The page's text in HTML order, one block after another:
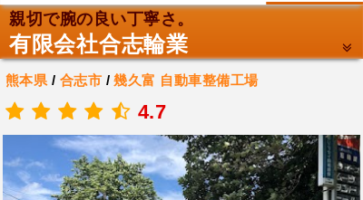
親切で腕の良い丁寧さ。
有限会社合志輪業
熊本県 / 合志市 /幾久富 自動車整備工場
4.7